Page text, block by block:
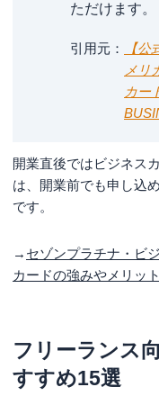
ただけます。
引用元
【
メリ
カー
開業直後ではビジネス
は、開業前でも申し込
です。
→ セゾンプラチナ・ビ
カードの強みやメリッ
フリーランス
すすめ15選